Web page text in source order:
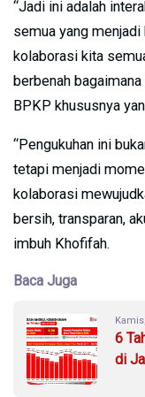
“Jadi ini adalah
semua yang
kolaborasi kita
berbenah
BPKP khususnya
“Pengukuhan ini
tetapi menjadi
kolaborasi
bersih, transparan,
imbuh Khofifah.
Baca Juga
6
di